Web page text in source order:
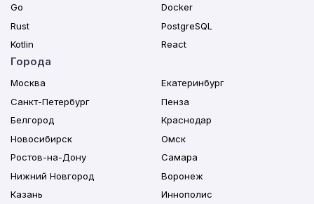
Go
Rust
Kotlin
Docker
PostgreSQL
React
Города
Москва
Санкт-Петербург
Белгород
Новосибирск
Ростов-на-Дону
Нижний Новгород
Казань
Екатеринбург
Пенза
Краснодар
Омск
Самара
Воронеж
Иннополис